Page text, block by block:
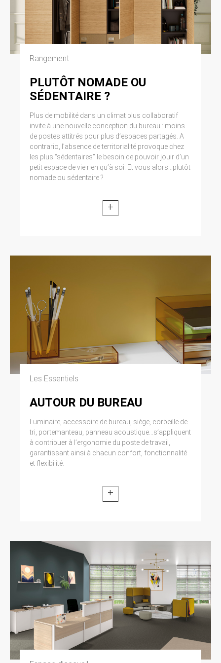
Rangement
PLUTÔT NOMADE OU
SÉDENTAIRE ?
Plus de mobilité dans un climat plus collaboratif
invite à une nouvelle conception du bureau : moins
de postes attitrés pour plus d’espaces partagés. A
contrario, l’absence de territorialité provoque chez
les plus “sédentaires” le besoin de pouvoir jouir d’un
petit espace de vie rien qu’à soi. Et vous alors...plutôt
nomade ou sédentaire ?
+
Les Essentiels
AUTOUR DU BUREAU
Luminaire, accessoire de bureau, siège, corbeille de
tri, portemanteau, panneau acoustique...s’appliquent
à contribuer à l’ergonomie du poste de travail,
garantissant ainsi à chacun confort, fonctionnalité
et flexibilité.
+
modifiée par la loi n° 2004-801 du 6 août 2004
relative à l’informatique, aux fichiers et aux
libertés. Loi n° 2004-575 du 21 juin 2004 pour
la confiance dans l’économie numérique.
11. LEXIQUE.
Utilisateur : Internaute se connectant, utilisant
le site susnommé. Informations personnelles :
« les informations qui permettent, sous quelque
l’identification des personnes physiques
auxquelles elles s’appliquent » (article 4 de la
loi n° 78-17 du 6 janvier 1978).